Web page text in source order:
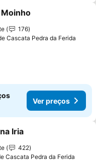
aos favoritos
176
Cascata Pedra da Ferida
Ver preços
aos favoritos
Iria
422
Cascata Pedra da Ferida